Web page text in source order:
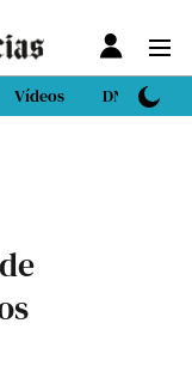
Vídeos DN Sport